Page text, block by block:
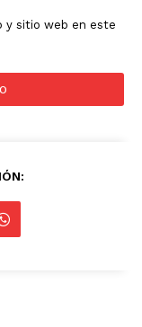
y sitio web en este